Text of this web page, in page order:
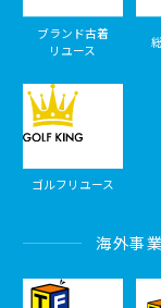
ブランド古着
リユース
ゴルフリユース
海外事業